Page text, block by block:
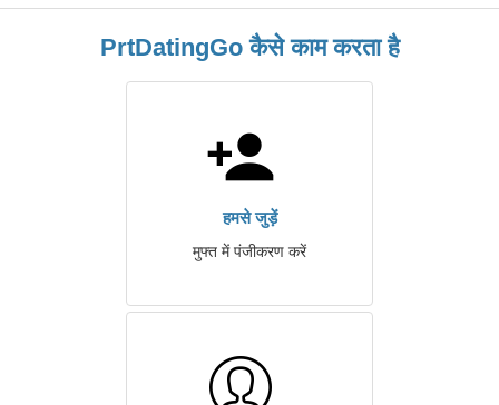
PrtDatingGo कैसे काम करता है
हमसे जुड़ें
मुफ्त में पंजीकरण करें